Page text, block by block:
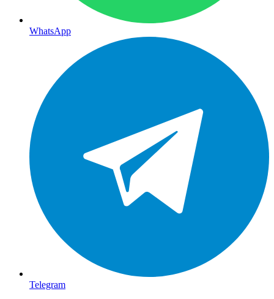
WhatsApp
Telegram